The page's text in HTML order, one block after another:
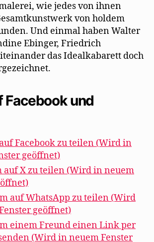
wie jedes von ihnen
von holdem
Und einmal haben Walter
Ebinger, Friedrich
das Idealkabarett doch
Facebook und
Facebook zu teilen (Wird in
geöffnet)
auf X zu teilen (Wird in neuem
auf WhatsApp zu teilen (Wird
geöffnet)
einem Freund einen Link per
(Wird in neuem Fenster